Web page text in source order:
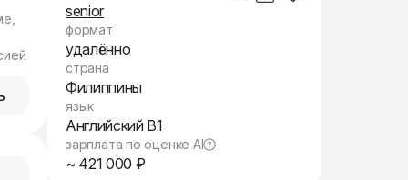
senior
формат
удалённо
страна
Филиппины
язык
Английский B1
зарплата по оценке AI
~ 421 000 ₽